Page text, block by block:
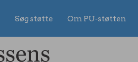
Søg støtte Om PU-støtten